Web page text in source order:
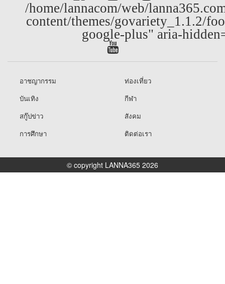
/home/lannacom/web/
content/themes/govariety_1.1.2/
google-plus" aria-
อาชญากรรม
ท่องเที่ยว
บันเทิง
กีฬา
สกู๊ปข่าว
สังคม
การศึกษา
ติดต่อเรา
© copyright LANNA365 2026